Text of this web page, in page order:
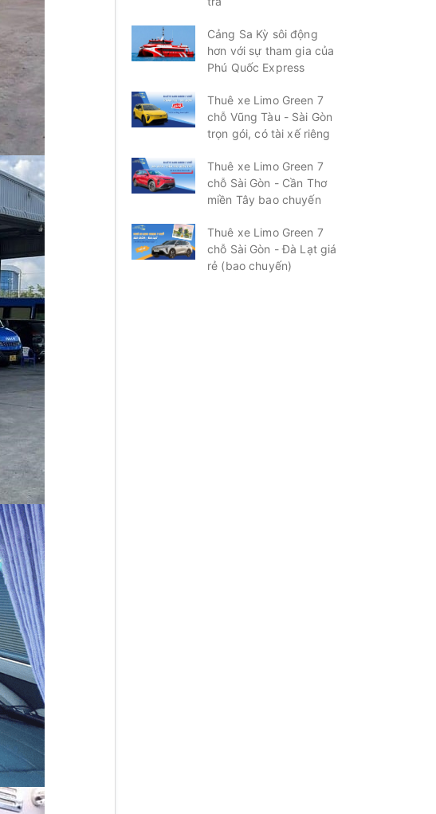
Cảng Sa Kỳ sôi động
hơn với sự tham gia của
Phú Quốc Express
Thuê xe Limo Green 7
chỗ Vũng Tàu - Sài Gòn
trọn gói, có tài xế riêng
Thuê xe Limo Green 7
chỗ Sài Gòn - Cần Thơ
miền Tây bao chuyến
Thuê xe Limo Green 7
chỗ Sài Gòn - Đà Lạt giá
rẻ (bao chuyến)